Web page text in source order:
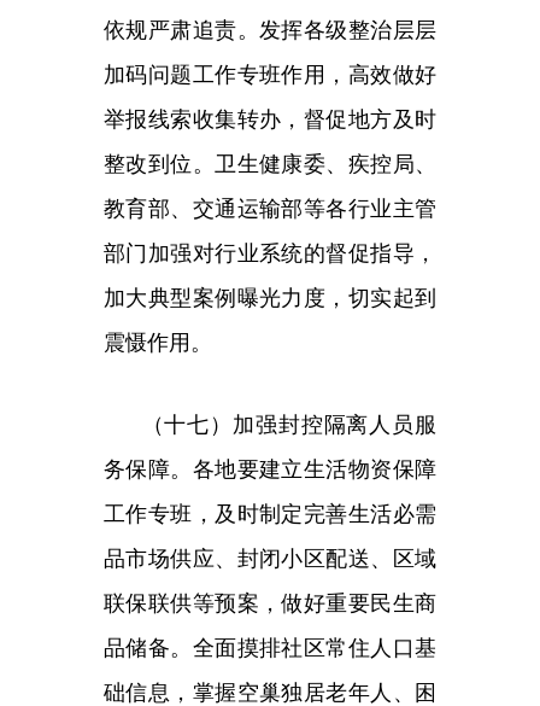
医疗机构、药房等建立直通热线，
小区配备专车，做好服务衔接，严
格落实首诊负责制和急危重症抢救
制度，不得以任何理由推诿拒诊，
保障居民治疗、用药等需求。做好
封控隔离人员心理疏导，加大对老
弱病残等特殊群体的关心帮助力
施。完善校地协同机制，联防联控
加强校园疫情应急处置保障，优先
安排校园转运隔离、核酸检测、流
调溯源、环境消毒、生活物资保障
等工作，提升学校疫情应急处置能
力，支持学校以快制快处置疫情。